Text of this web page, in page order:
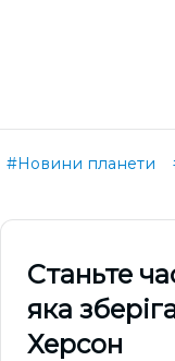
#Новини планети
Cтаньте
яка
Херсон